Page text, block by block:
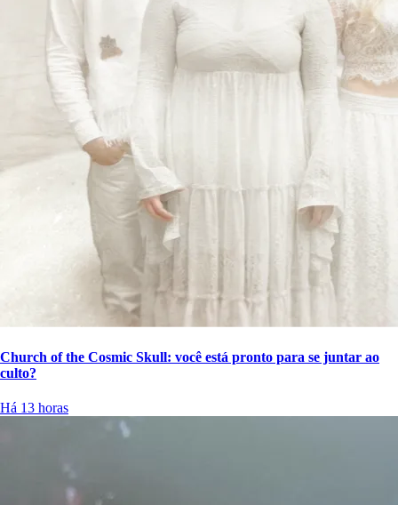
Church of the Cosmic Skull: você está pronto para se juntar ao
culto?
Há 13 horas